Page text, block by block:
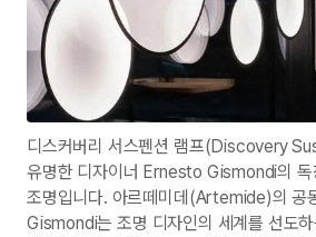
디스커버리 서스펜션 램프(Discovery
유명한 디자이너 Ernesto Gismondi의 독
조명입니다. 아르떼미데(Artemide)의 공
Gismondi는 조명 디자인의 세계를 선도